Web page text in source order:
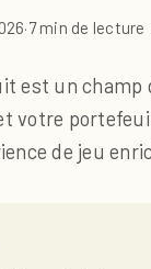
·7 min de lecture
est un
votre
de jeu